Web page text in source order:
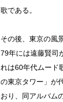
歌である。
その後、東京の風
79年には遠藤賢司
れは60年代ムード
の東京タワー」が
おり、同アルバム